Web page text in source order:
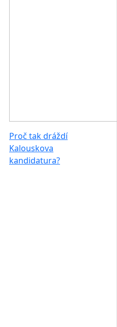
Proč tak dráždí
Kalouskova
kandidatura?